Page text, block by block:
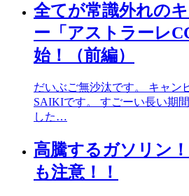
全てが常識外れの
ー「アストラーレ
始！（前編）
だいぶご無沙汰です。 キャン
SAIKIです。 すごーい長い期
した…
高騰するガソリン
も注意！！